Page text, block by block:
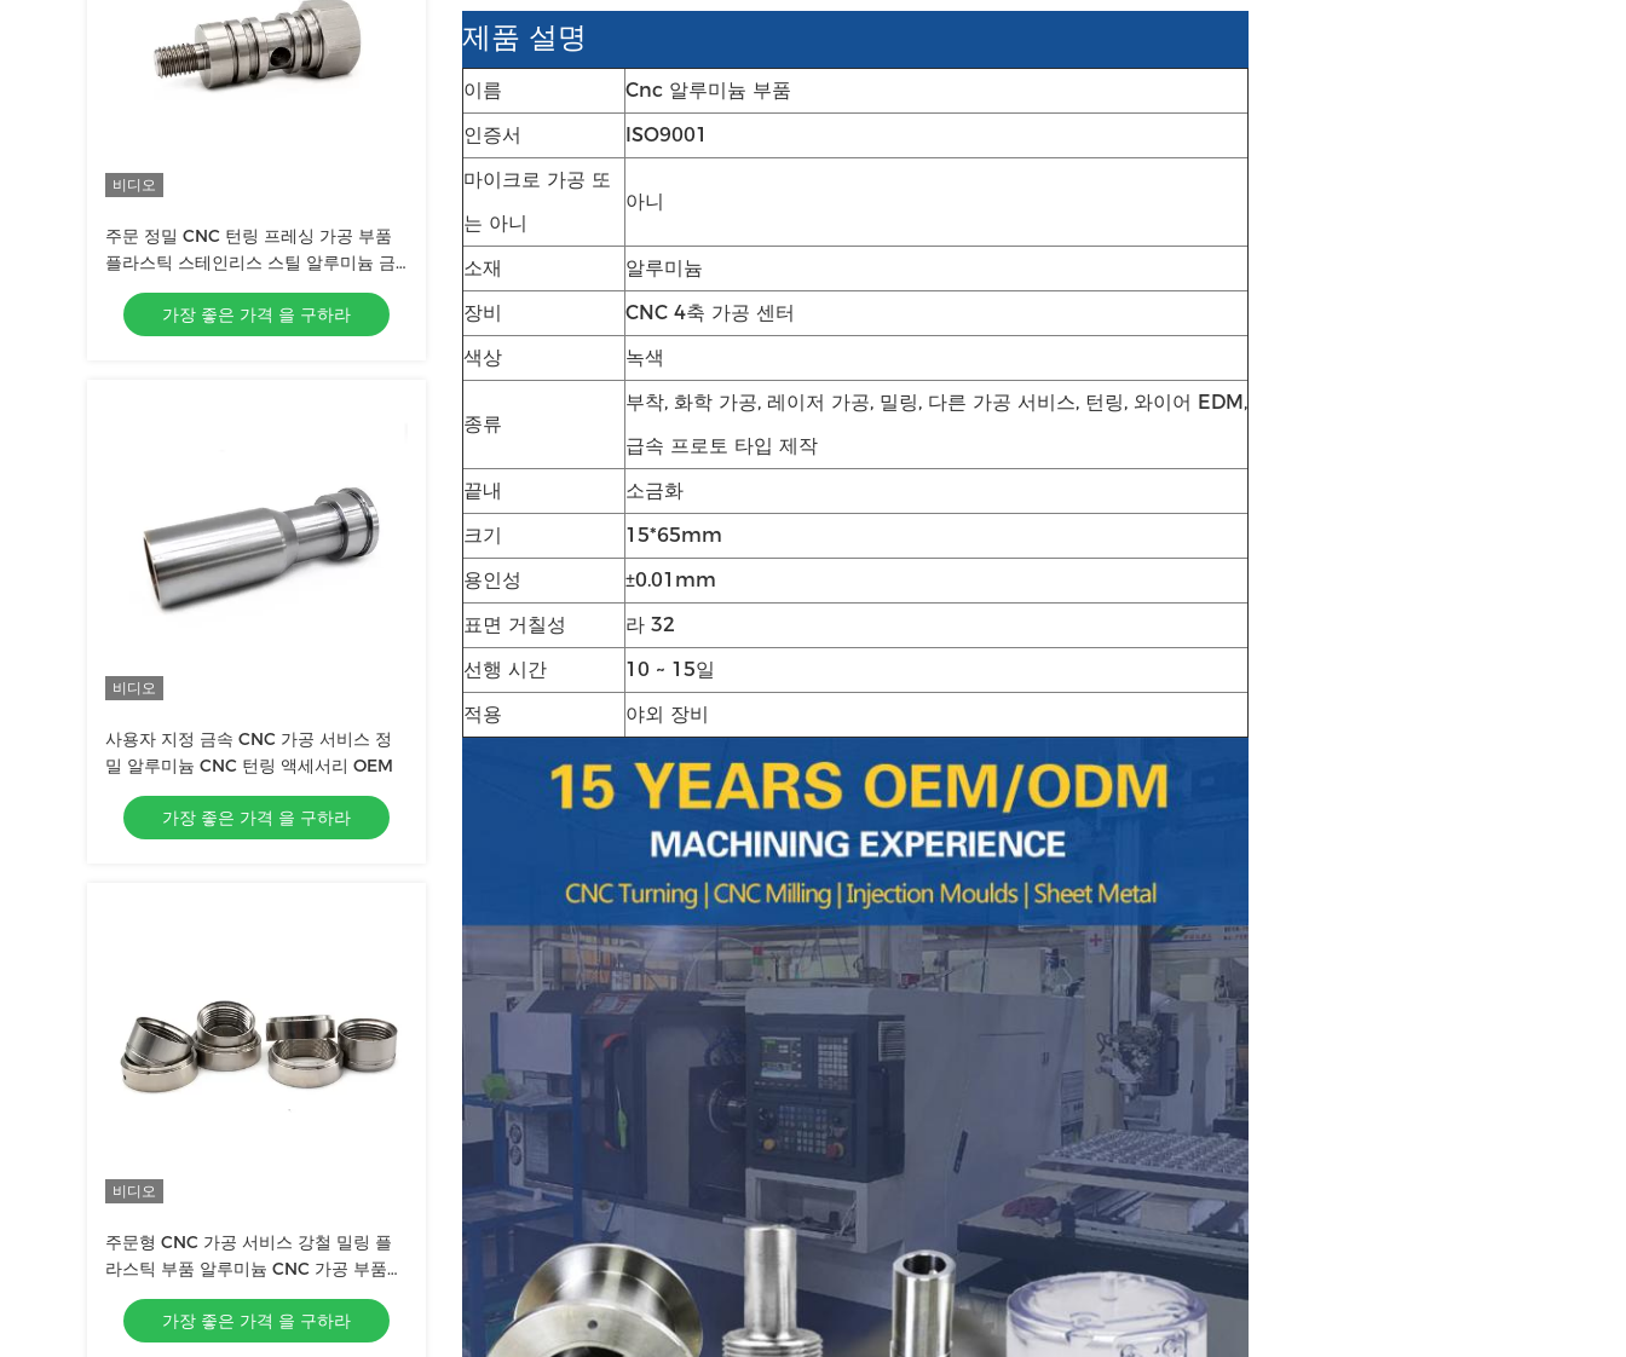
비디오
주문 정밀 CNC 턴링 프레싱 가공 부품
플라스틱 스테인리스 스틸 알루미늄 금
속 부품
가장 좋은 가격 을 구하라
비디오
사용자 지정 금속 CNC 가공 서비스 정
밀 알루미늄 CNC 턴링 액세서리 OEM
가장 좋은 가격 을 구하라
비디오
주문형 CNC 가공 서비스 강철 밀링 플
라스틱 부품 알루미늄 CNC 가공 부품
서비스
가장 좋은 가격 을 구하라
제품 설명
이름
Cnc 알루미늄 부품
인증서
ISO9001
마이크로 가공 또
는 아니
아니
소재
알루미늄
장비
CNC 4축 가공 센터
색상
녹색
종류
부착, 화학 가공, 레이저 가공, 밀링, 다른 가공 서비스, 턴링, 와이어 EDM,
급속 프로토 타입 제작
끝내
소금화
크기
15*65mm
용인성
±0.01mm
표면 거칠성
라 32
선행 시간
10 ~ 15일
적용
야외 장비